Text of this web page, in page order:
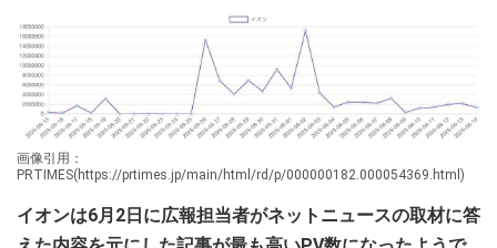
画像引用：
PRTIMES(https://prtimes.jp/main/html/rd/p/000000182.000054369.html)
イオンは6月2日に広報担当者がネットニュースの取材に答